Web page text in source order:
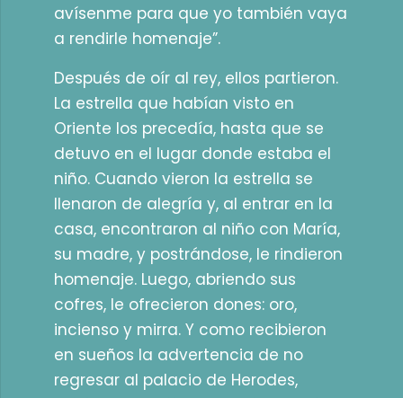
avísenme para que yo también vaya
a rendirle homenaje”.
Después de oír al rey, ellos partieron.
La estrella que habían visto en
Oriente los precedía, hasta que se
detuvo en el lugar donde estaba el
niño. Cuando vieron la estrella se
llenaron de alegría y, al entrar en la
casa, encontraron al niño con María,
su madre, y postrándose, le rindieron
homenaje. Luego, abriendo sus
cofres, le ofrecieron dones: oro,
incienso y mirra. Y como recibieron
en sueños la advertencia de no
regresar al palacio de Herodes,